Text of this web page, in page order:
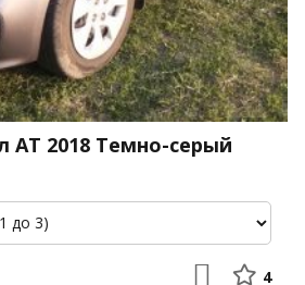
АТ 2018 Темно-серый
4